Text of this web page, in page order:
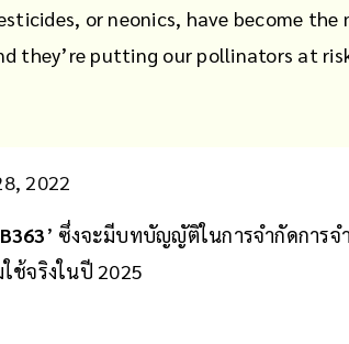
or neonics, have become the
they’re putting our pollinators at
2022
’ ซึ่งจะมีบทบัญญัติในการจำกัดการจ
ช้จริงในปี 2025